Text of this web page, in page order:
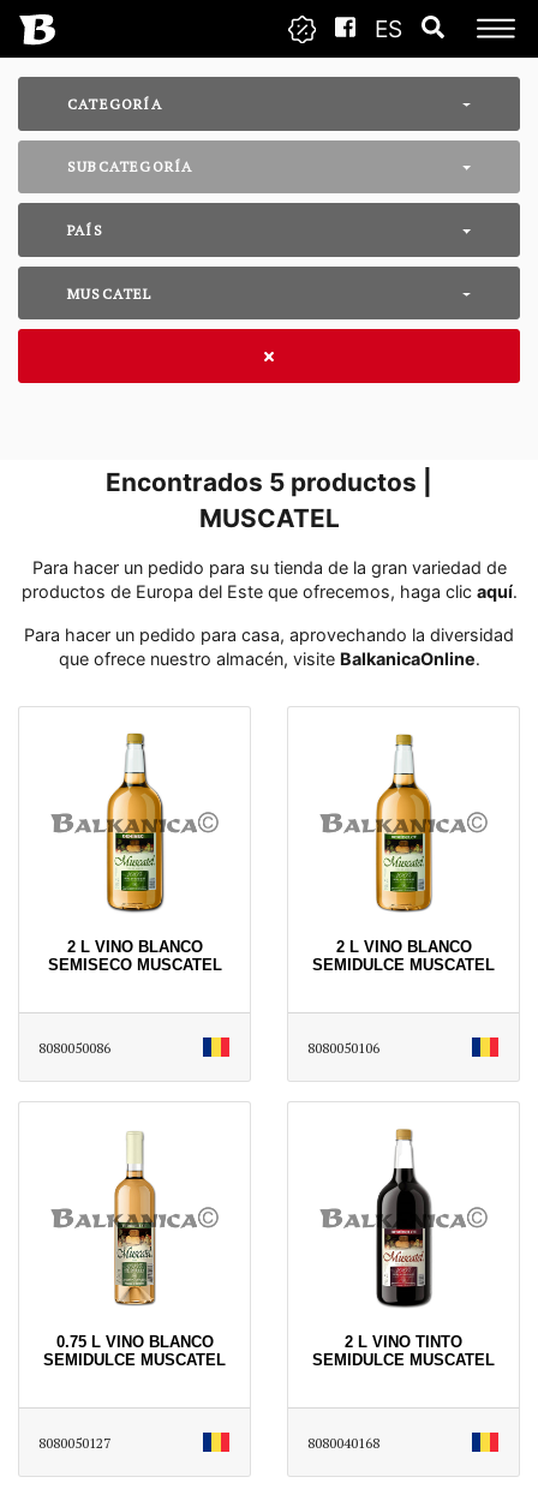
ES
CATEGORÍA
SUBCATEGORÍA
PAÍS
MUSCATEL
Encontrados 5 productos |
MUSCATEL
Para hacer un pedido para su tienda de la gran variedad de
productos de Europa del Este que ofrecemos, haga clic aquí․
Para hacer un pedido para casa, aprovechando la diversidad
que ofrece nuestro almacén, visite BalkanicaOnline․
2 L VINO BLANCO
SEMISECO MUSCATEL
8080050086
2 L VINO BLANCO
SEMIDULCE MUSCATEL
8080050106
0.75 L VINO BLANCO
SEMIDULCE MUSCATEL
8080050127
2 L VINO TINTO
SEMIDULCE MUSCATEL
8080040168